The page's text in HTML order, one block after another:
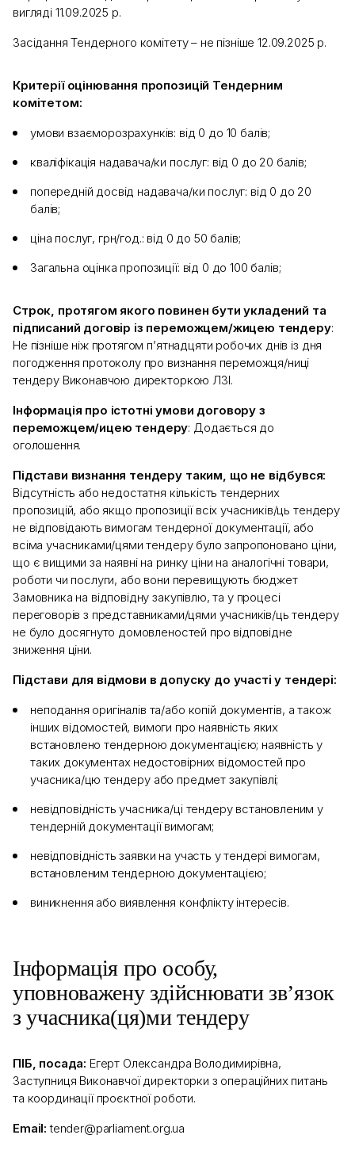
вигляді 11.09.2025 р.
Засідання Тендерного комітету – не пізніше 12.09.2025 р.
Критерії оцінювання пропозицій Тендерним
комітетом:
умови взаєморозрахунків: від 0 до 10 балів;
кваліфікація надавача/ки послуг: від 0 до 20 балів;
попередній досвід надавача/ки послуг: від 0 до 20
балів;
ціна послуг, грн/год.: від 0 до 50 балів;
Загальна оцінка пропозиції: від 0 до 100 балів;
Строк, протягом якого повинен бути укладений та
підписаний договір із переможцем/жицею тендеру:
Не пізніше ніж протягом п’ятнадцяти робочих днів із дня
погодження протоколу про визнання переможця/ниці
тендеру Виконавчою директоркою ЛЗІ.
Інформація про істотні умови договору з
переможцем/ицею тендеру: Додається до
оголошення.
Підстави визнання тендеру таким, що не відбувся:
Відсутність або недостатня кількість тендерних
пропозицій, або якщо пропозиції всіх учасників/ць тендеру
не відповідають вимогам тендерної документації, або
всіма учасниками/цями тендеру було запропоновано ціни,
що є вищими за наявні на ринку ціни на аналогічні товари,
роботи чи послуги, або вони перевищують бюджет
Замовника на відповідну закупівлю, та у процесі
переговорів з представниками/цями учасників/ць тендеру
не було досягнуто домовленостей про відповідне
зниження ціни.
Підстави для відмови в допуску до участі у тендері:
неподання оригіналів та/або копій документів, а також
інших відомостей, вимоги про наявність яких
встановлено тендерною документацією; наявність у
таких документах недостовірних відомостей про
учасника/цю тендеру або предмет закупівлі;
невідповідність учасника/ці тендеру встановленим у
тендерній документації вимогам;
невідповідність заявки на участь у тендері вимогам,
встановленим тендерною документацією;
виникнення або виявлення конфлікту інтересів.
Інформація про особу,
уповноважену здійснювати зв’язок
з учасника(ця)ми тендеру
ПІБ, посада: Егерт Олександра Володимирівна,
Заступниця Виконавчої директорки з операційних питань
та координації проєктної роботи.
Email: tender@parliament.org.ua